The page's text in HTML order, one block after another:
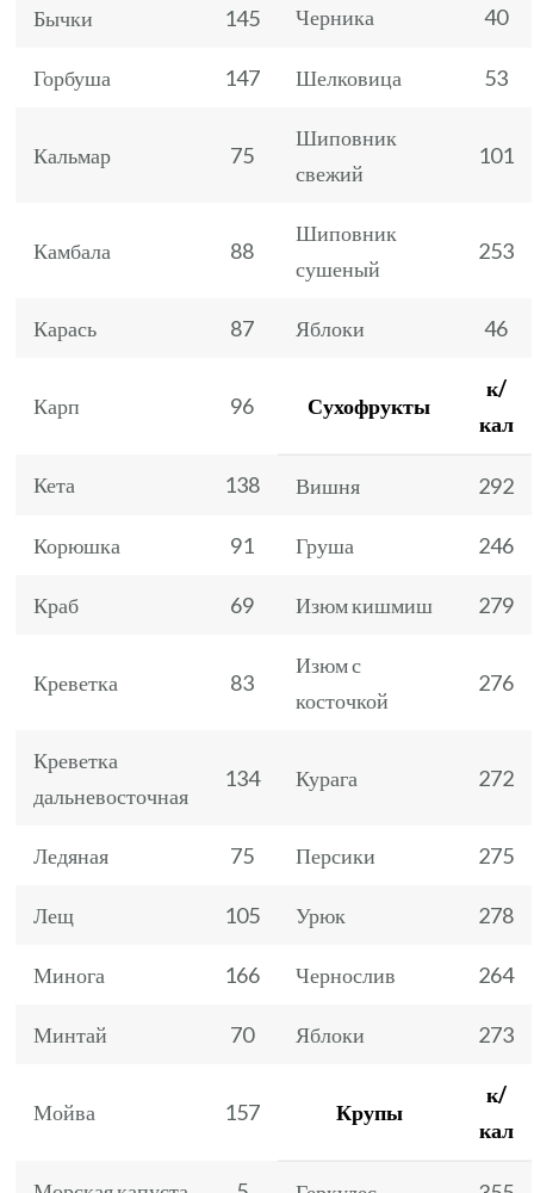
Бычки 145 Черника 40
Горбуша 147 Шелковица 53
Кальмар 75
Шиповник
свежий
101
Камбала 88
Шиповник
сушеный
253
Карась 87 Яблоки 46
Карп 96 Сухофрукты
к/
кал
Кета 138 Вишня 292
Корюшка 91 Груша 246
Краб 69 Изюм кишмиш 279
Креветка 83
Изюм с
косточкой
276
Креветка
дальневосточная
134 Курага 272
Ледяная 75 Персики 275
Лещ 105 Урюк 278
Минога 166 Чернослив 264
Минтай 70 Яблоки 273
Мойва 157 Крупы
к/
кал